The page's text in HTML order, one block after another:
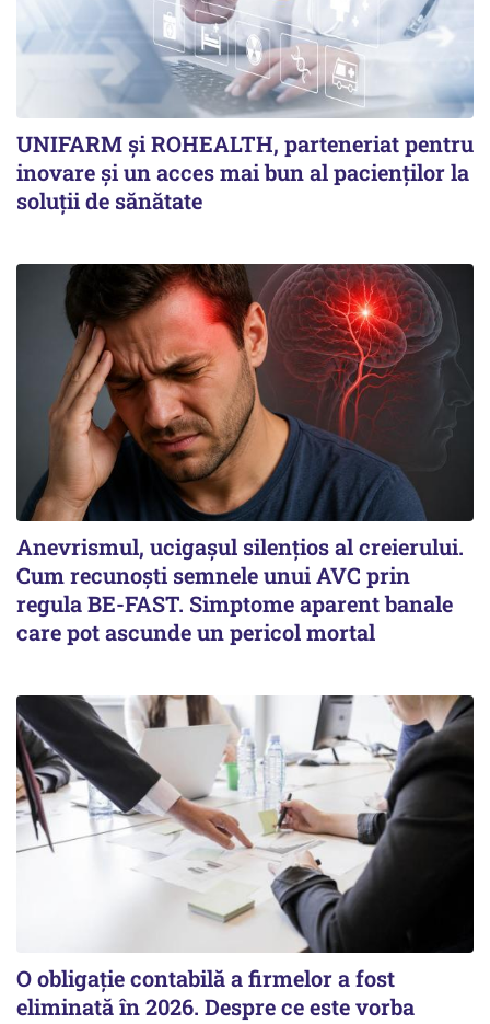
UNIFARM și ROHEALTH, parteneriat pentru
inovare și un acces mai bun al pacienților la
soluții de sănătate
Anevrismul, ucigașul silențios al creierului.
Cum recunoști semnele unui AVC prin
regula BE-FAST. Simptome aparent banale
care pot ascunde un pericol mortal
O obligație contabilă a firmelor a fost
eliminată în 2026. Despre ce este vorba